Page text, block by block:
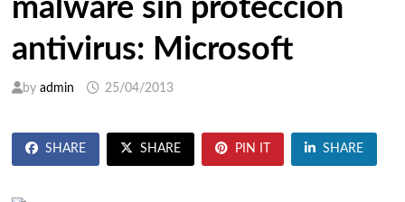
malware sin protección
antivirus: Microsoft
by admin 25/04/2013
SHARE SHARE PIN IT SHARE